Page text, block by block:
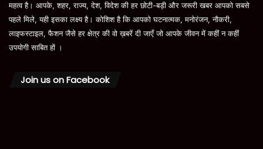
महत्व है। आपके, शहर, राज्य, देश, विदेश की हर छोटी-बड़ी और जरूरी खबर आपको सबसे
पहले मिले, यही इसका लक्ष्य है। कोशिश है कि आपको घटनात्मक, मनोरंजन, नौकरी,
लाइफस्टाइल, फैशन जैसे हर क्षेत्र की वो ख़बरें दी जाएँ जो आपके जीवन में कहीं न कहीं
उपयोगी साबित हों ।
Join us on Facebook